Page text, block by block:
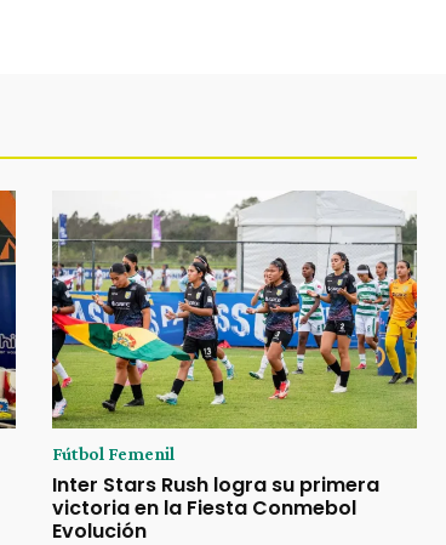
Fútbol Femenil
Inter Stars Rush logra su primera
victoria en la Fiesta Conmebol
Evolución